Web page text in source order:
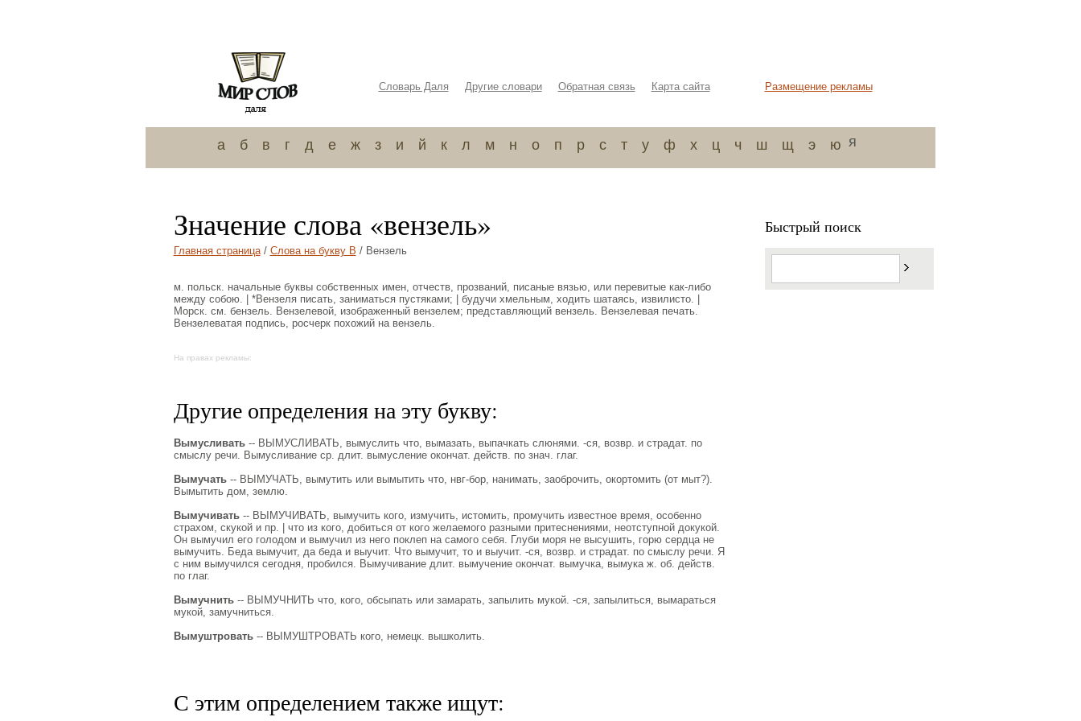
Словарь Даля Другие словари Обратная связь Карта сайта Размещение рекламы
а б в г д е ж з и й к л м н о п р с т у ф х ц ч ш щ э ю я
Значение слова «вензель»
Главная страница/ Слова на букву В / Вензель
м. польск. начальные буквы собственных имен, отчеств, прозваний, писаные вязью, или перевитые как-либо
между собою. | *Вензеля писать, заниматься пустяками; | будучи хмельным, ходить шатаясь, извилисто. |
Морск. см. бензель. Вензелевой, изображенный вензелем; представляющий вензель. Вензелевая печать.
Вензелеватая подпись, росчерк похожий на вензель.
На правах рекламы:
Другие определения на эту букву:
Вымусливать-- ВЫМУСЛИВАТЬ, вымуслить что, вымазать, выпачкать слюнями. -ся, возвр. и страдат. по
смыслу речи. Вымусливание ср. длит. вымусление окончат. действ. по знач. глаг.
Вымучать-- ВЫМУЧАТЬ, вымутить или вымытить что, нвг-бор, нанимать, заоброчить, окортомить (от мыт?).
Вымытить дом, землю.
Вымучивать-- ВЫМУЧИВАТЬ, вымучить кого, измучить, истомить, промучить известное время, особенно
страхом, скукой и пр. | что из кого, добиться от кого желаемого разными притеснениями, неотступной докукой.
Он вымучил его голодом и вымучил из него поклеп на самого себя. Глуби моря не высушить, горю сердца не
вымучить. Беда вымучит, да беда и выучит. Что вымучит, то и выучит. -ся, возвр. и страдат. по смыслу речи. Я
с ним вымучился сегодня, пробился. Вымучивание длит. вымучение окончат. вымучка, вымука ж. об. действ.
по глаг.
Вымучнить-- ВЫМУЧНИТЬ что, кого, обсыпать или замарать, запылить мукой. -ся, запылиться, вымараться
мукой, замучниться.
Вымуштровать-- ВЫМУШТРОВАТЬ кого, немецк. вышколить.
С этим определением также ищут:
Быстрый поиск